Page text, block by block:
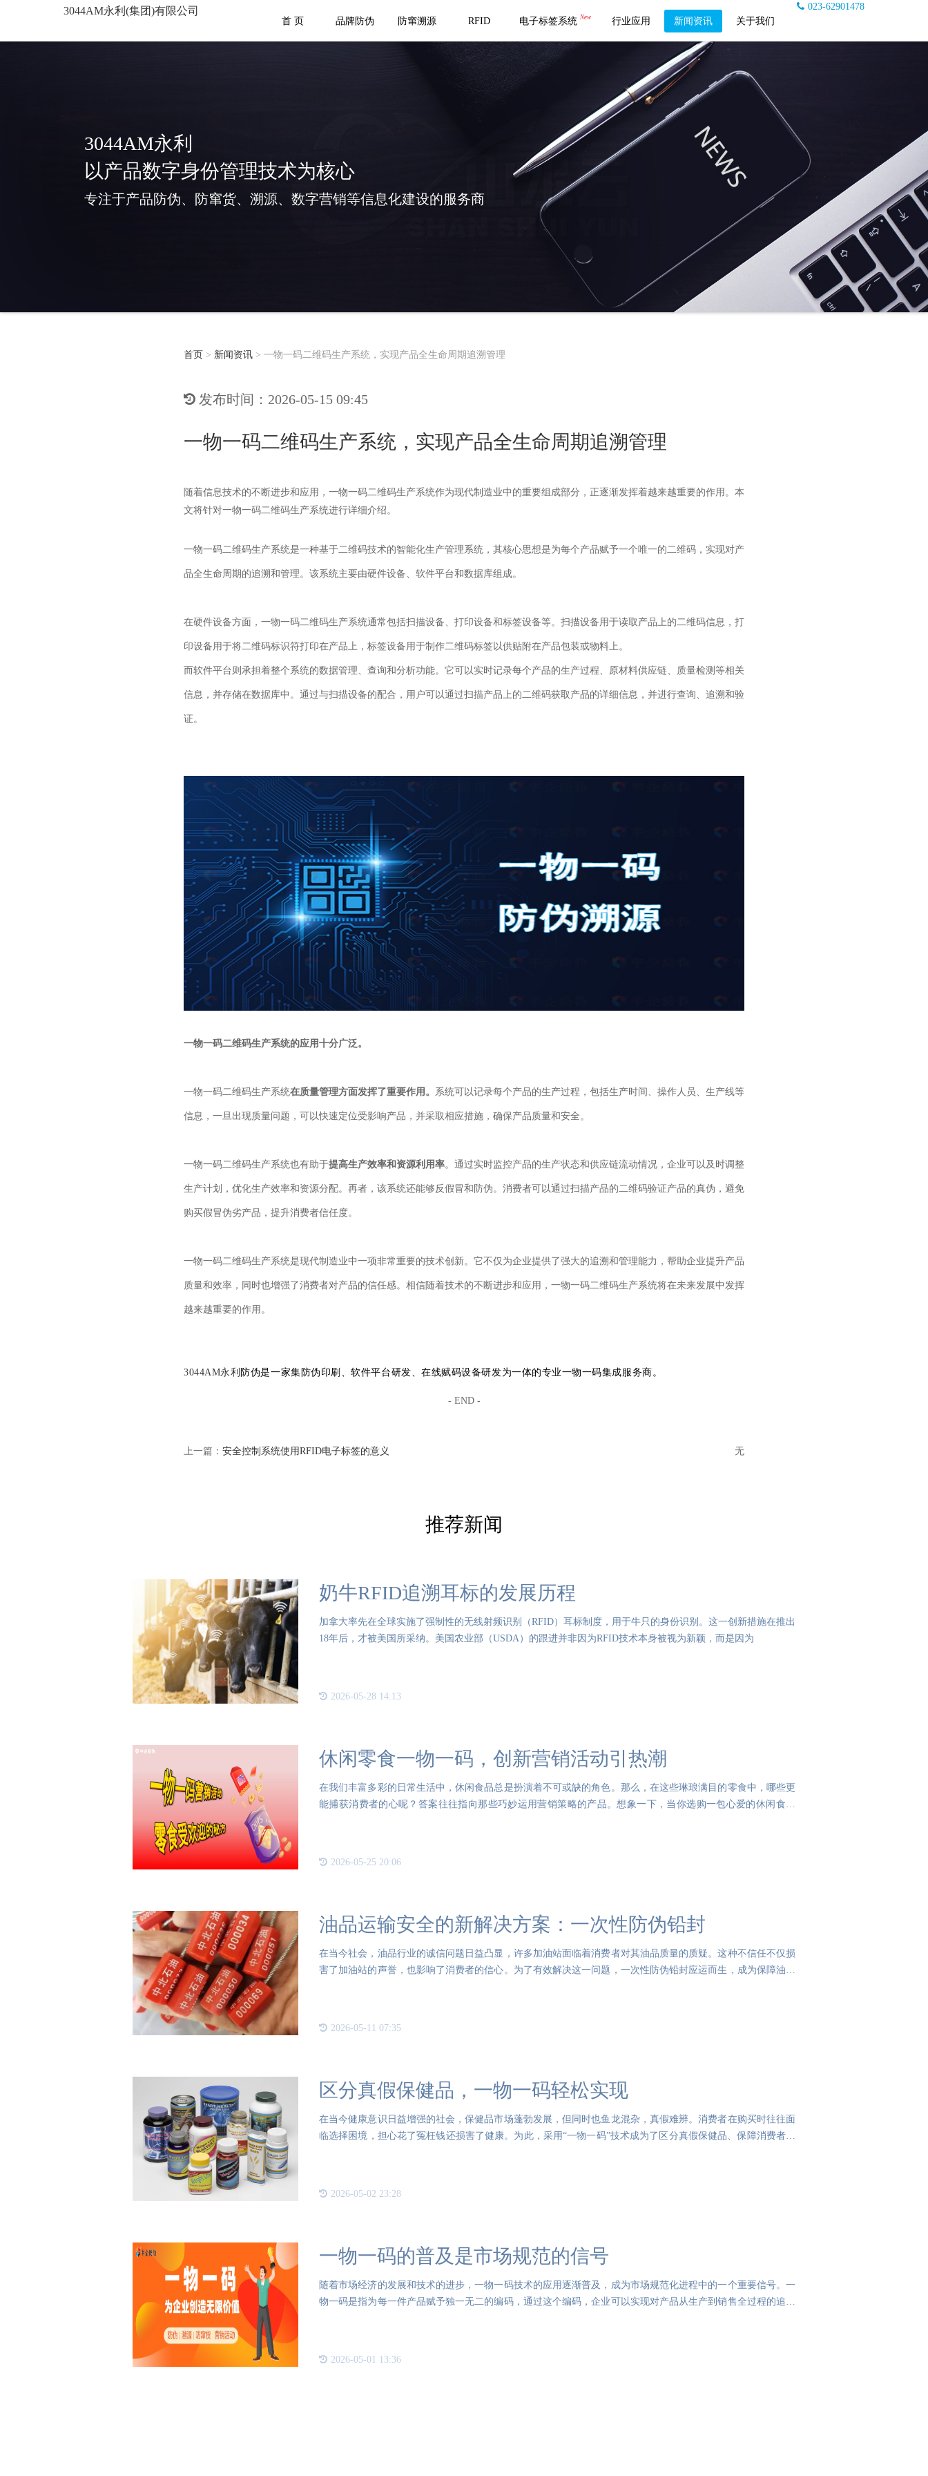
3044AM永利(集团)有限公司
023-62901478
首 页
品牌防伪 防窜溯源 RFID 电子标签系统 New 行业应用 新闻资讯 关于我们
3044AM永利
以产品数字身份管理技术为核心
专注于产品防伪、防窜货、溯源、数字营销等信息化建设的服务商
首页 > 新闻资讯 > 一物一码二维码生产系统，实现产品全生命周期追溯管理
发布时间：2026-05-15 09:45
一物一码二维码生产系统，实现产品全生命周期追溯管理
随着信息技术的不断进步和应用，一物一码二维码生产系统作为现代制造业中的重要组成部分，正逐渐发挥着越来越重要的作用。本
文将针对一物一码二维码生产系统进行详细介绍。
一物一码二维码生产系统是一种基于二维码技术的智能化生产管理系统，其核心思想是为每个产品赋予一个唯一的二维码，实现对产
品全生命周期的追溯和管理。该系统主要由硬件设备、软件平台和数据库组成。
在硬件设备方面，一物一码二维码生产系统通常包括扫描设备、打印设备和标签设备等。扫描设备用于读取产品上的二维码信息，打
印设备用于将二维码标识符打印在产品上，标签设备用于制作二维码标签以供贴附在产品包装或物料上。
而软件平台则承担着整个系统的数据管理、查询和分析功能。它可以实时记录每个产品的生产过程、原材料供应链、质量检测等相关
信息，并存储在数据库中。通过与扫描设备的配合，用户可以通过扫描产品上的二维码获取产品的详细信息，并进行查询、追溯和验
证。
一物一码二维码生产系统的应用十分广泛。
一物一码二维码生产系统在质量管理方面发挥了重要作用。 系统可以记录每个产品的生产过程，包括生产时间、操作人员、生产线等
信息，一旦出现质量问题，可以快速定位受影响产品，并采取相应措施，确保产品质量和安全。
一物一码二维码生产系统也有助于提高生产效率和资源利用率。通过实时监控产品的生产状态和供应链流动情况，企业可以及时调整
生产计划，优化生产效率和资源分配。再者，该系统还能够反假冒和防伪。消费者可以通过扫描产品的二维码验证产品的真伪，避免
购买假冒伪劣产品，提升消费者信任度。
一物一码二维码生产系统是现代制造业中一项非常重要的技术创新。它不仅为企业提供了强大的追溯和管理能力，帮助企业提升产品
质量和效率，同时也增强了消费者对产品的信任感。相信随着技术的不断进步和应用，一物一码二维码生产系统将在未来发展中发挥
越来越重要的作用。
3044AM永利 防伪是一家集防伪印刷、软件平台研发、在线赋码设备研发为一体的专业一物一码集成服务商。
- END -
上一篇： 安全控制系统使用RFID电子标签的意义 无
推荐新闻
奶牛RFID追溯耳标的发展历程
加拿大率先在全球实施了强制性的无线射频识别（RFID）耳标制度，用于牛只的身份识别。这一创新措施在推出
18年后，才被美国所采纳。美国农业部（USDA）的跟进并非因为RFID技术本身被视为新颖，而是因为
2026-05-28 14:13
休闲零食一物一码，创新营销活动引热潮
在我们丰富多彩的日常生活中，休闲食品总是扮演着不可或缺的角色。那么，在这些琳琅满目的零食中，哪些更
能捕获消费者的心呢？答案往往指向那些巧妙运用营销策略的产品。想象一下，当你选购一包心爱的休闲食品
2026-05-25 20:06
油品运输安全的新解决方案：一次性防伪铅封
在当今社会，油品行业的诚信问题日益凸显，许多加油站面临着消费者对其油品质量的质疑。这种不信任不仅损
害了加油站的声誉，也影响了消费者的信心。为了有效解决这一问题，一次性防伪铅封应运而生，成为保障油品
2026-05-11 07:35
区分真假保健品，一物一码轻松实现
在当今健康意识日益增强的社会，保健品市场蓬勃发展，但同时也鱼龙混杂，真假难辨。消费者在购买时往往面
临选择困境，担心花了冤枉钱还损害了健康。为此，采用“一物一码”技术成为了区分真假保健品、保障消费者权
2026-05-02 23:28
一物一码的普及是市场规范的信号
随着市场经济的发展和技术的进步，一物一码技术的应用逐渐普及，成为市场规范化进程中的一个重要信号。一
物一码是指为每一件产品赋予独一无二的编码，通过这个编码，企业可以实现对产品从生产到销售全过程的追溯
2026-05-01 13:36